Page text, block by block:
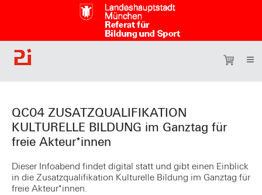
QC04 ZUSATZQUALIFIKATION
KULTURELLE BILDUNG im Ganztag für
freie Akteur*innen
Dieser Infoabend findet digital statt und gibt einen Einblick
in die Zusatzqualifikation Kulturelle Bildung im Ganztag für
freie Akteur*innen.